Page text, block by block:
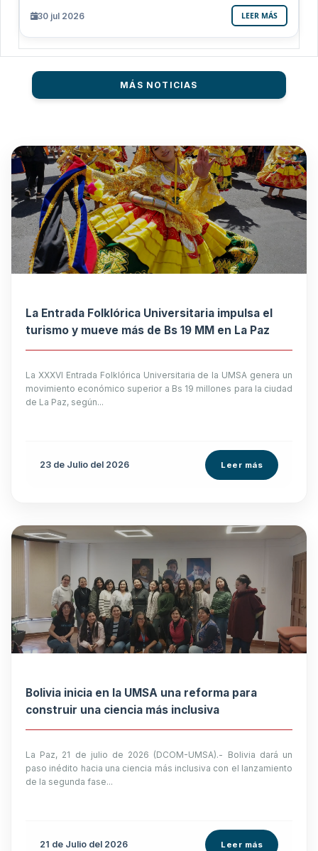
30 jul 2026 LEER MÁS
MÁS NOTICIAS
La Entrada Folklórica Universitaria impulsa el
turismo y mueve más de Bs 19 MM en La Paz
La XXXVI Entrada Folklórica Universitaria de la UMSA genera un
movimiento económico superior a Bs 19 millones para la ciudad
de La Paz, según...
23 de Julio del 2026 Leer más
Bolivia inicia en la UMSA una reforma para
construir una ciencia más inclusiva
La Paz, 21 de julio de 2026 (DCOM-UMSA).- Bolivia dará un
paso inédito hacia una ciencia más inclusiva con el lanzamiento
de la segunda fase...
21 de Julio del 2026 Leer más